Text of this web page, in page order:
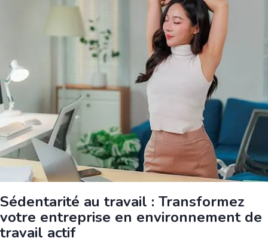
Sédentarité au travail : Transformez
votre entreprise en environnement de
travail actif